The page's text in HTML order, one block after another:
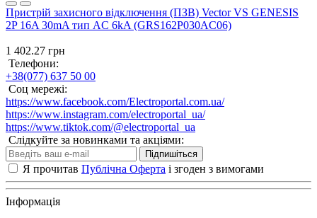
Пристрій захисного відключення (ПЗВ) Vector VS GENESIS
2P 16A 30mA тип AC 6kA (GRS162P030AC06)
1 402.27 грн
Телефони:
+38(077) 637 50 00
Соц мережі:
https://www.facebook.com/Electroportal.com.ua/
https://www.instagram.com/electroportal_ua/
https://www.tiktok.com/@electroportal_ua
Слідкуйте за новинками та акціями:
Підпишіться
Я прочитав Публічна Оферта і згоден з вимогами
Інформація